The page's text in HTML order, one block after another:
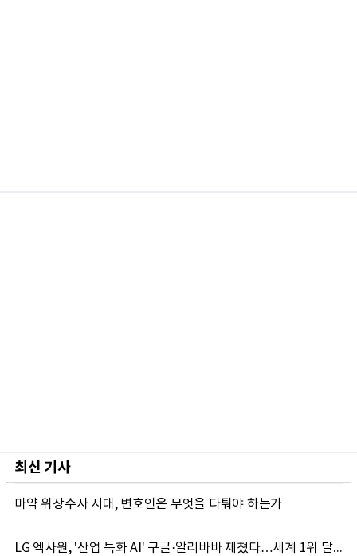
최신 기사
마약 위장수사 시대, 변호인은 무엇을 다퉈야 하는가
LG 엑사원, '산업 특화 AI' 구글·알리바바 제쳤다…세계 1위 달성